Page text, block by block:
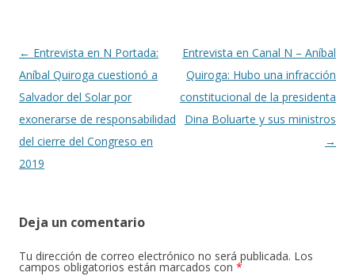
Navegación
de
entradas
← Entrevista en N Portada:
Aníbal Quiroga cuestionó a
Salvador del Solar por
exonerarse de responsabilidad
del cierre del Congreso en
2019
Entrevista en Canal N – Aníbal
Quiroga: Hubo una infracción
constitucional de la presidenta
Dina Boluarte y sus ministros
→
Deja un comentario
Tu dirección de correo electrónico no será publicada. Los
campos obligatorios están marcados con *